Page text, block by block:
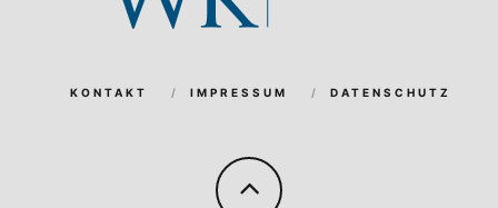
KONTAKT IMPRESSUM DATENSCHUTZ